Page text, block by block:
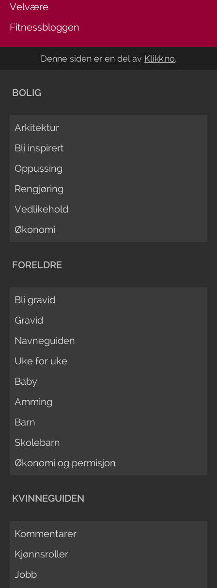
Velvære
Fitnessbloggen
Denne siden er en del av Klikk.no.
BOLIG
Arkitektur
Bli inspirert
Oppussing
Rengjøring
Vedlikehold
Økonomi
FORELDRE
Bli gravid
Gravid
Navneguiden
Uke for uke
Baby
Amming
Barn
Skolebarn
Økonomi og permisjon
KVINNEGUIDEN
Kommentarer
Kjønnsroller
Jobb